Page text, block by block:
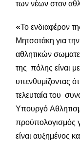
των νέων στον
«Το ενδιαφέρον
Μητσοτάκη για
αθλητικών
της πόλης είναι
υπενθυμίζοντας
τελευταία του
Υπουργό
προϋπολογισμός
είναι αυξημένος